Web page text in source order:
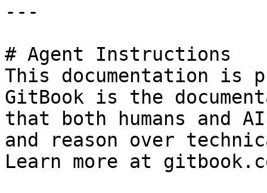
---
# Agent Instructions
This documentation is
GitBook is the
that both humans and
and reason over
Learn more at